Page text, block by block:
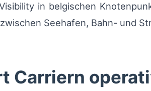
in belgischen
Seehafen, Bahn- und
Carriern